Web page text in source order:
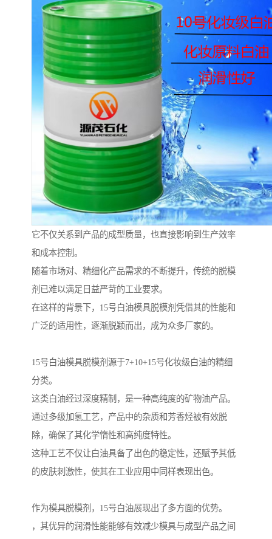
它不仅关系到产品的成型质量，也直接影响到生产效率
和成本控制。
随着市场对、精细化产品需求的不断提升，传统的脱模
剂已难以满足日益严苛的工业要求。
在这样的背景下，15号白油模具脱模剂凭借其的性能和
广泛的适用性，逐渐脱颖而出，成为众多厂家的。
15号白油模具脱模剂源于7+10+15号化妆级白油的精细
分类。
这类白油经过深度精制，是一种高纯度的矿物油产品。
通过多级加氢工艺，产品中的杂质和芳香烃被有效脱
除，确保了其化学惰性和高纯度特性。
这种工艺不仅让白油具备了出色的稳定性，还赋予其低
的皮肤刺激性，使其在工业应用中同样表现出色。
作为模具脱模剂，15号白油展现出了多方面的优势。
，其优异的润滑性能能够有效减少模具与成型产品之间